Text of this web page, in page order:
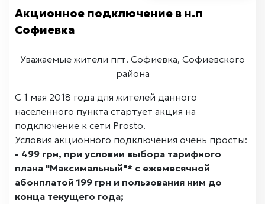
Акционное подключение в н.п
Софиевка
Уважаемые жители пгт. Софиевка, Софиевского
района
С 1 мая 2018 года для жителей данного
населенного пункта стартует акция на
подключение к сети Prosto.
Условия акционного подключения очень просты:
- 499 грн, при условии выбора тарифного
плана "Максимальный"* с ежемесячной
абонплатой 199 грн и пользования ним до
конца текущего года;